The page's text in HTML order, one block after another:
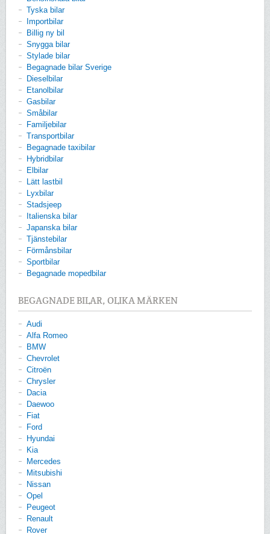
Tyska bilar
Importbilar
Billig ny bil
Snygga bilar
Stylade bilar
Begagnade bilar Sverige
Dieselbilar
Etanolbilar
Gasbilar
Småbilar
Familjebilar
Transportbilar
Begagnade taxibilar
Hybridbilar
Elbilar
Lätt lastbil
Lyxbilar
Stadsjeep
Italienska bilar
Japanska bilar
Tjänstebilar
Förmånsbilar
Sportbilar
Begagnade mopedbilar
BEGAGNADE BILAR, OLIKA MÄRKEN
Audi
Alfa Romeo
BMW
Chevrolet
Citroën
Chrysler
Dacia
Daewoo
Fiat
Ford
Hyundai
Kia
Mercedes
Mitsubishi
Nissan
Opel
Peugeot
Renault
Rover